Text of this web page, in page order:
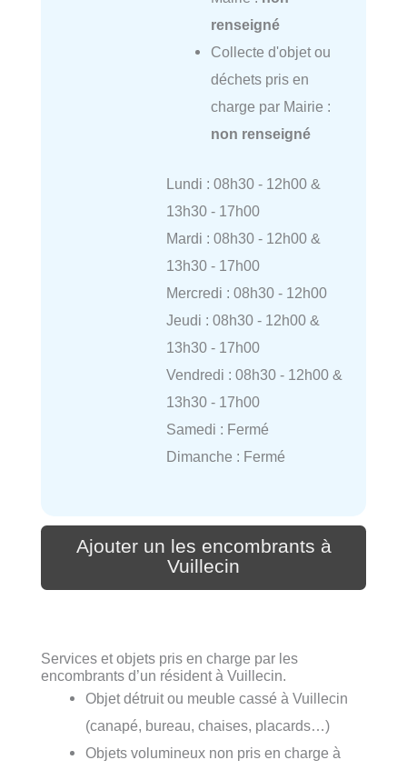
renseigné
Collecte d'objet ou
déchets pris en
charge par Mairie :
non renseigné
Lundi : 08h30 - 12h00 &
13h30 - 17h00
Mardi : 08h30 - 12h00 &
13h30 - 17h00
Mercredi : 08h30 - 12h00
Jeudi : 08h30 - 12h00 &
13h30 - 17h00
Vendredi : 08h30 - 12h00 &
13h30 - 17h00
Samedi : Fermé
Dimanche : Fermé
Ajouter un les encombrants à
Vuillecin
Services et objets pris en charge par les
encombrants d’un résident à Vuillecin.
Objet détruit ou meuble cassé à Vuillecin
(canapé, bureau, chaises, placards…)
Objets volumineux non pris en charge à